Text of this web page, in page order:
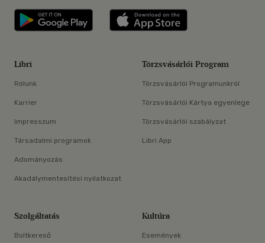
Libri applikáció Szerezd meg: Google
Libri
Rólunk
Karrier
Impresszum
Társadalmi programok
Adományozás
Akadálymentesítési nyilatkozat
Törzsvásárlói Program
Törzsvásárlói Programunkról
Törzsvásárlói Kártya egyenlege
Törzsvásárlói szabályzat
Libri App
Szolgáltatás
Boltkereső
Kultúra
Események